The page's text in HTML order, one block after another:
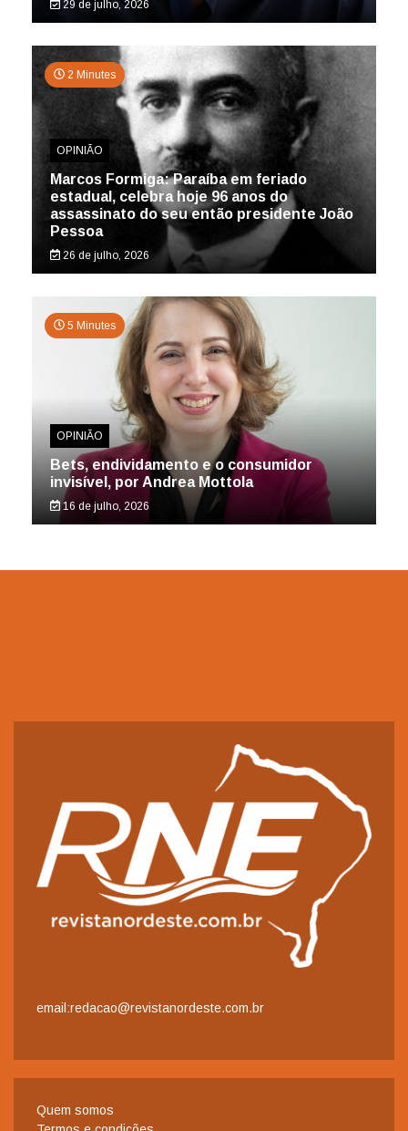
29 de julho, 2026
2 Minutes
OPINIÃO
Marcos Formiga: Paraíba em feriado
estadual, celebra hoje 96 anos do
assassinato do seu então presidente João
Pessoa
26 de julho, 2026
5 Minutes
OPINIÃO
Bets, endividamento e o consumidor
invisível, por Andrea Mottola
16 de julho, 2026
email:redacao@revistanordeste.com.br
Quem somos